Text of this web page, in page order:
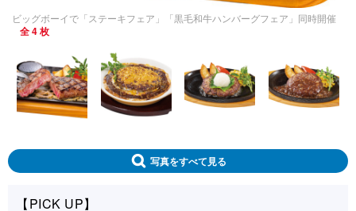
ビッグボーイで「ステーキフェア」「黒毛和牛ハンバーグフェア」同時開催
全 4 枚
写真をすべて見る
【PICK UP】